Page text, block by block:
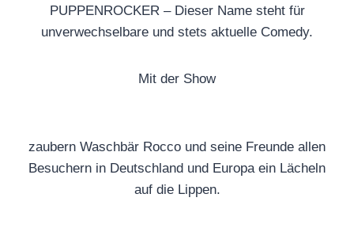
PUPPENROCKER – Dieser Name steht für
unverwechselbare und stets aktuelle Comedy.
Mit der Show
zaubern Waschbär Rocco und seine Freunde allen
Besuchern in Deutschland und Europa ein Lächeln
auf die Lippen.